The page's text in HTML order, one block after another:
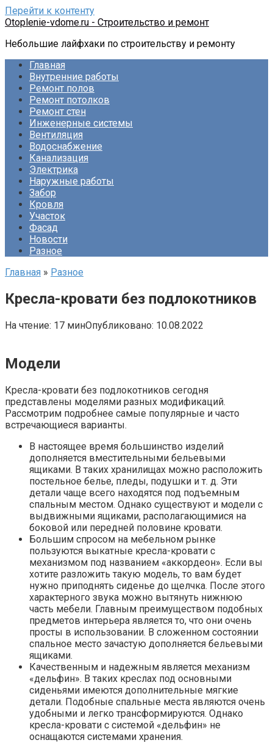
Перейти к контенту
Otoplenie-vdome.ru - Строительство и ремонт
Небольшие лайфхаки по строительству и ремонту
Главная
Внутренние работы
Ремонт полов
Ремонт потолков
Ремонт стен
Инженерные системы
Вентиляция
Водоснабжение
Канализация
Электрика
Наружные работы
Забор
Кровля
Участок
Фасад
Новости
Разное
Главная » Разное
Кресла-кровати без подлокотников
На чтение: 17 минОпубликовано: 10.08.2022
Модели
Кресла-кровати без подлокотников сегодня
представлены моделями разных модификаций.
Рассмотрим подробнее самые популярные и часто
встречающиеся варианты.
В настоящее время большинство изделий
дополняется вместительными бельевыми
ящиками. В таких хранилищах можно расположить
постельное белье, пледы, подушки и т. д. Эти
детали чаще всего находятся под подъемным
спальным местом. Однако существуют и модели с
выдвижными ящиками, располагающимися на
боковой или передней половине кровати.
Большим спросом на мебельном рынке
пользуются выкатные кресла-кровати с
механизмом под названием «аккордеон». Если вы
хотите разложить такую модель, то вам будет
нужно приподнять сиденье до щелчка. После этого
характерного звука можно вытянуть нижнюю
часть мебели. Главным преимуществом подобных
предметов интерьера является то, что они очень
просты в использовании. В сложенном состоянии
спальное место зачастую дополняется бельевыми
ящиками.
Качественным и надежным является механизм
«дельфин». В таких креслах под основными
сиденьями имеются дополнительные мягкие
детали. Подобные спальные места являются очень
удобными и легко трансформируются. Однако
кресла-кровати с системой «дельфин» не
оснащаются системами хранения.